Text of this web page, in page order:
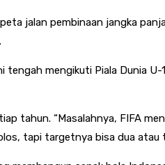
jalan pembinaan jangka
mengikuti Piala Dunia
tahun. “Masalahnya, FIFA
tapi targetnya bisa dua atau